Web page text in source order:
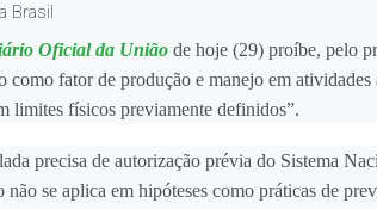
Brasil
Oficial da União de hoje (29) proíbe, pelo
fator de produção e manejo em
limites físicos previamente definidos”.
precisa de autorização prévia do Sistema
não se aplica em hipóteses como práticas de